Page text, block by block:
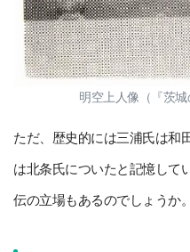
明空上人像（『茨城
ただ、歴史的には三浦氏は和
は北条氏についたと記憶して
伝の立場もあるのでしょうか。